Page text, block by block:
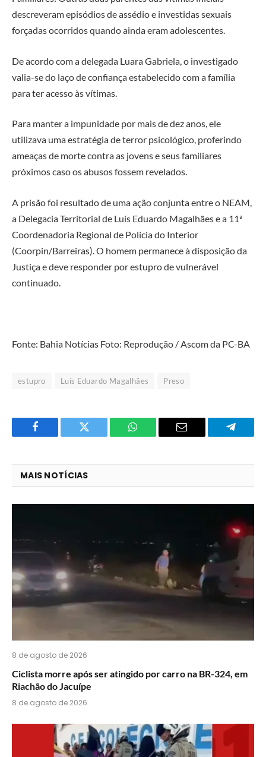
descreveram episódios de assédio e investidas sexuais
forçadas ocorridos quando ainda eram adolescentes.
De acordo com a delegada Luara Gabriela, o investigado
valia-se do laço de confiança estabelecido com a família
para ter acesso às vítimas.
Para manter a impunidade por mais de dez anos, ele
utilizava uma estratégia de terror psicológico, proferindo
ameaças de morte contra as jovens e seus familiares
próximos caso os abusos fossem revelados.
A prisão foi resultado de uma ação conjunta entre o NEAM,
a Delegacia Territorial de Luís Eduardo Magalhães e a 11ª
Coordenadoria Regional de Polícia do Interior
(Coorpin/Barreiras). O homem permanece à disposição da
Justiça e deve responder por estupro de vulnerável
continuado.
Fonte: Bahia Notícias Foto: Reprodução / Ascom da PC-BA
estupro Luís Eduardo Magalhães Preso
Facebook Twitter
O
E-
MAIS NOTÍCIAS
8 de agosto de 2026
Ciclista morre após ser atingido por carro na BR-324, em
Riachão do Jacuípe
8 de agosto de 2026